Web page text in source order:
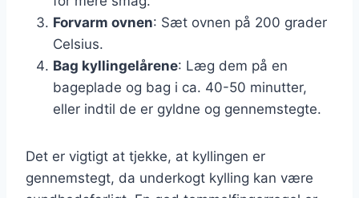
Forvarm ovnen: Sæt ovnen på 200 grader
Celsius.
Bag kyllingelårene: Læg dem på en
bageplade og bag i ca. 40-50 minutter,
eller indtil de er gyldne og gennemstegte.
Det er vigtigt at tjekke, at kyllingen er
gennemstegt, da underkogt kylling kan være